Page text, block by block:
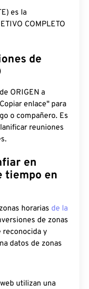
es la
COMPLETO
de
ORIGEN a
enlace" para
o compañero. Es
reuniones
en
tiempo en
horarias de la
de zonas
reconocida y
datos de zonas
utilizan una